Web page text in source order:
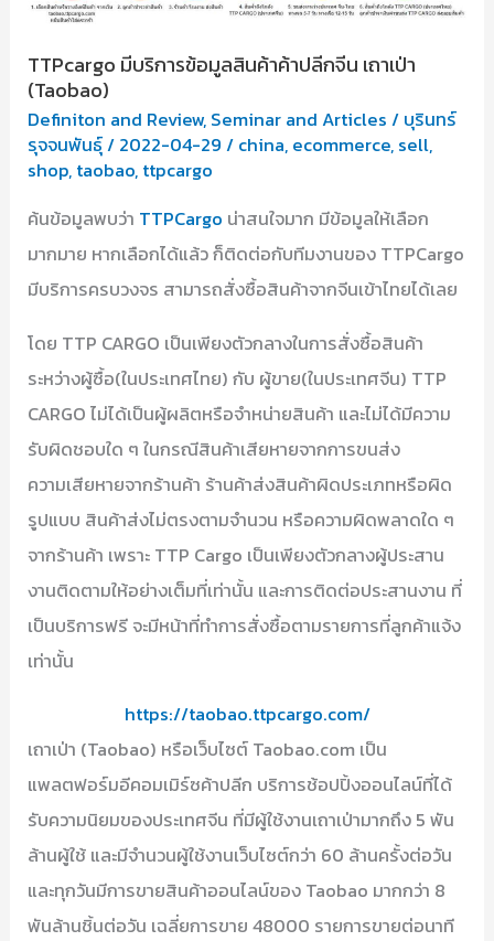
TTPcargo มีบริการข้อมูลสินค้าค้าปลีกจีน เถาเป่า
(Taobao)
Definiton and Review, Seminar and Articles / บุรินทร์
รุจจนพันธุ์/ 2022-04-29/ china, ecommerce, sell,
shop, taobao, ttpcargo
ค้นข้อมูลพบว่า TTPCargo น่าสนใจมาก มีข้อมูลให้เลือก
มากมาย หากเลือกได้แล้ว ก็ติดต่อกับทีมงานของ TTPCargo
มีบริการครบวงจร สามารถสั่งซื้อสินค้าจากจีนเข้าไทยได้เลย
โดย TTP CARGO เป็นเพียงตัวกลางในการสั่งซื้อสินค้า
ระหว่างผู้ซื้อ(ในประเทศไทย) กับ ผู้ขาย(ในประเทศจีน) TTP
CARGO ไม่ได้เป็นผู้ผลิตหรือจำหน่ายสินค้า และไม่ได้มีความ
รับผิดชอบใด ๆ ในกรณีสินค้าเสียหายจากการขนส่ง
ความเสียหายจากร้านค้า ร้านค้าส่งสินค้าผิดประเภทหรือผิด
รูปแบบ สินค้าส่งไม่ตรงตามจำนวน หรือความผิดพลาดใด ๆ
จากร้านค้า เพราะ TTP Cargo เป็นเพียงตัวกลางผู้ประสาน
งานติดตามให้อย่างเต็มที่เท่านั้น และการติดต่อประสานงาน ที่
เป็นบริการฟรี จะมีหน้าที่ทำการสั่งซื้อตามรายการที่ลูกค้าแจ้ง
เท่านั้น
https://taobao.ttpcargo.com/
เถาเป่า (Taobao) หรือเว็บไซต์ Taobao.com เป็น
แพลตฟอร์มอีคอมเมิร์ซค้าปลีก บริการช้อปปิ้งออนไลน์ที่ได้
รับความนิยมของประเทศจีน ที่มีผู้ใช้งานเถาเป่ามากถึง 5 พัน
ล้านผู้ใช้ และมีจำนวนผู้ใช้งานเว็บไซต์กว่า 60 ล้านครั้งต่อวัน
และทุกวันมีการขายสินค้าออนไลน์ของ Taobao มากกว่า 8
พันล้านชิ้นต่อวัน เฉลี่ยการขาย 48000 รายการขายต่อนาที